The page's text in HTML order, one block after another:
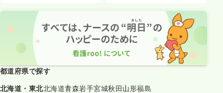
都道府県で探す
北海道・東北北海道青森岩手宮城秋田山形福島